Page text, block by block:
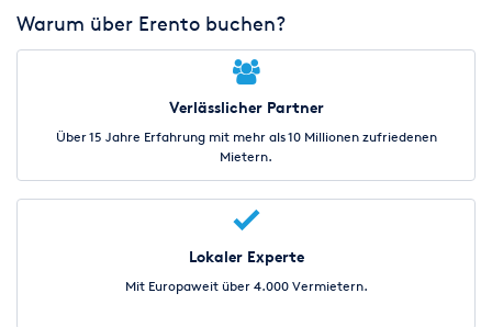
Warum über Erento buchen?
Verlässlicher Partner
Über 15 Jahre Erfahrung mit mehr als 10 Millionen zufriedenen
Mietern.
Lokaler Experte
Mit Europaweit über 4.000 Vermietern.